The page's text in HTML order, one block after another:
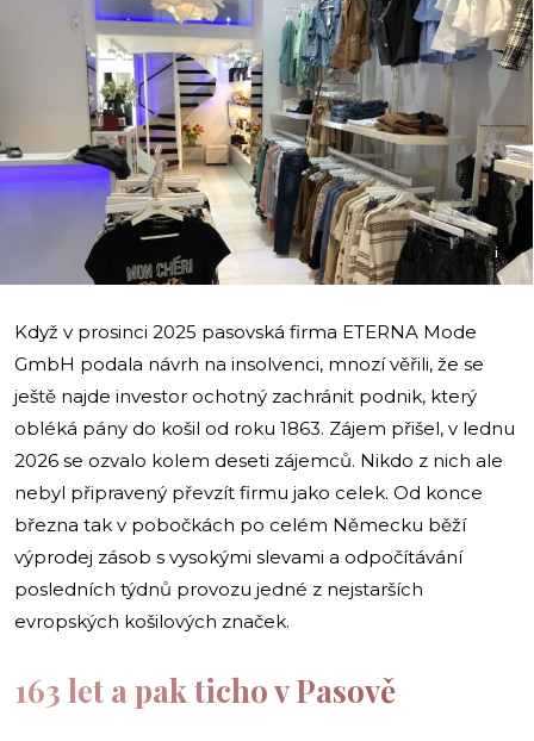
i
Když v prosinci 2025 pasovská firma ETERNA Mode
GmbH podala návrh na insolvenci, mnozí věřili, že se
ještě najde investor ochotný zachránit podnik, který
obléká pány do košil od roku 1863. Zájem přišel, v lednu
2026 se ozvalo kolem deseti zájemců. Nikdo z nich ale
nebyl připravený převzít firmu jako celek. Od konce
března tak v pobočkách po celém Německu běží
výprodej zásob s vysokými slevami a odpočítávání
posledních týdnů provozu jedné z nejstarších
evropských košilových značek.
163 let a pak ticho v Pasově